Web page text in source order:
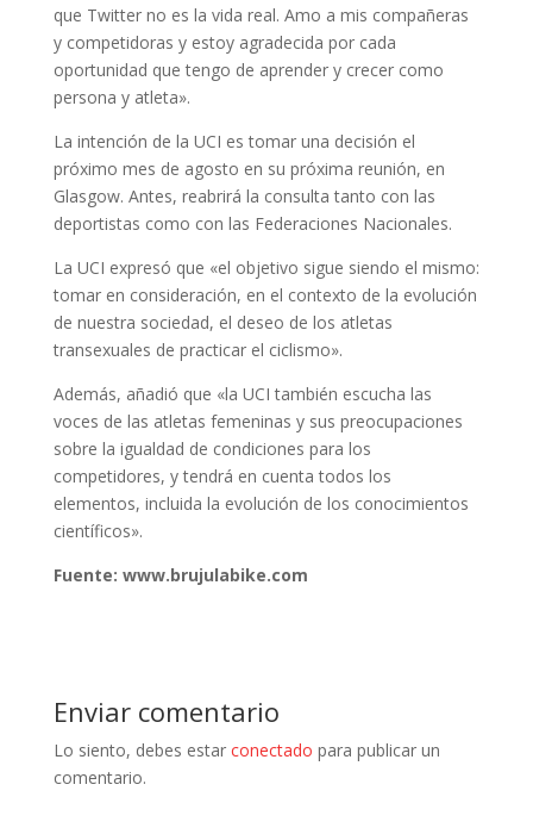
que Twitter no es la vida real. Amo a mis compañeras
y competidoras y estoy agradecida por cada
oportunidad que tengo de aprender y crecer como
persona y atleta».
La intención de la UCI es tomar una decisión el
próximo mes de agosto en su próxima reunión, en
Glasgow. Antes, reabrirá la consulta tanto con las
deportistas como con las Federaciones Nacionales.
La UCI expresó que «el objetivo sigue siendo el mismo:
tomar en consideración, en el contexto de la evolución
de nuestra sociedad, el deseo de los atletas
transexuales de practicar el ciclismo».
Además, añadió que «la UCI también escucha las
voces de las atletas femeninas y sus preocupaciones
sobre la igualdad de condiciones para los
competidores, y tendrá en cuenta todos los
elementos, incluida la evolución de los conocimientos
científicos».
Fuente: www.brujulabike.com
Enviar comentario
Lo siento, debes estar conectado para publicar un
comentario.